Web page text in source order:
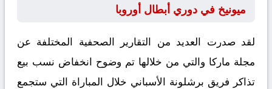
ميونيخ في دوري أبطال أوروبا
لقد صدرت العديد من التقارير الصحفية المختلفة عن
مجلة ماركا والتي من خلالها تم وضوح انخفاض نسب بيع
تذاكر فريق برشلونة الأسباني خلال المباراة التي ستجمع